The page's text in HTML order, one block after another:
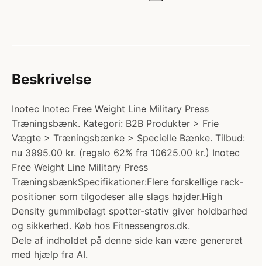
Beskrivelse
Inotec Inotec Free Weight Line Military Press
Træningsbænk. Kategori: B2B Produkter > Frie
Vægte > Træningsbænke > Specielle Bænke. Tilbud:
nu 3995.00 kr. (regalo 62% fra 10625.00 kr.) Inotec
Free Weight Line Military Press
TræningsbænkSpecifikationer:Flere forskellige rack-
positioner som tilgodeser alle slags højder.High
Density gummibelagt spotter-stativ giver holdbarhed
og sikkerhed. Køb hos Fitnessengros.dk.
Dele af indholdet på denne side kan være genereret
med hjælp fra AI.